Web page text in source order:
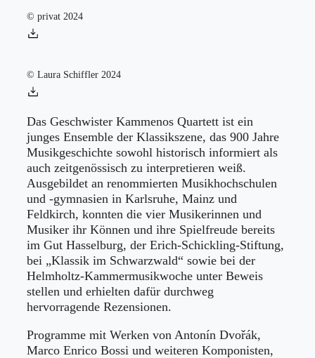
© privat 2024
© Laura Schiffler 2024
Das Geschwister Kammenos Quartett ist ein
junges Ensemble der Klassikszene, das 900 Jahre
Musikgeschichte sowohl historisch informiert als
auch zeitgenössisch zu interpretieren weiß.
Ausgebildet an renommierten Musikhochschulen
und -gymnasien in Karlsruhe, Mainz und
Feldkirch, konnten die vier Musikerinnen und
Musiker ihr Können und ihre Spielfreude bereits
im Gut Hasselburg, der Erich-Schickling-Stiftung,
bei „Klassik im Schwarzwald“ sowie bei der
Helmholtz-Kammermusikwoche unter Beweis
stellen und erhielten dafür durchweg
hervorragende Rezensionen.
Programme mit Werken von Antonín Dvořák,
Marco Enrico Bossi und weiteren Komponisten,